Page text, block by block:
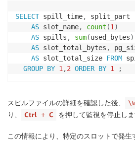
SELECT spill_time, split_part
AS slot_name, count (1)
AS spills , sum(used_bytes)
AS slot_total_bytes ,
AS slot_total_size FROM
GROUP BY 1,2 ORDER BY 1 ;
スピルファイルの詳細を確認した後、
り、
Ctrl + C を押して監視を停止しま
この情報により、特定のスロットで発生